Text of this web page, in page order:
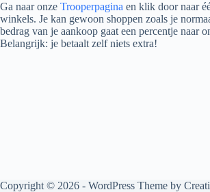
Ga naar onze Trooperpagina en klik door naar
winkels. Je kan gewoon shoppen zoals je
bedrag van je aankoop gaat een percentje naar
Belangrijk: je betaalt zelf niets extra!
Copyright © 2026 - WordPress Theme by